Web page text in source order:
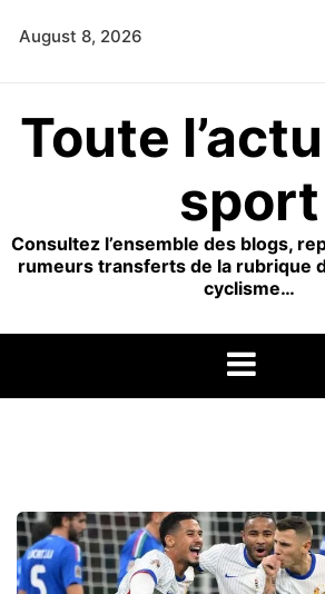
August 8, 2026
Toute
sport
Consultez l’ensemble des blogs,
rumeurs transferts de la rubrique
cyclisme…